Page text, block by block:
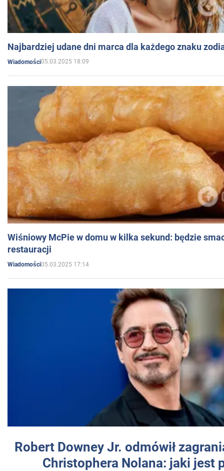
Najbardziej udane dni marca dla każdego znaku
Wiadomości05.03.2025 18:09
Wiśniowy McPie w domu w kilka sekund: będzie
restauracji
Wiadomości05.03.2025 17:14
Robert Downey Jr. odmówił
Christophera Nolana: jaki jest